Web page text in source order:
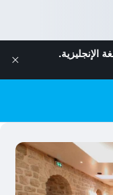
الإنجليزية.